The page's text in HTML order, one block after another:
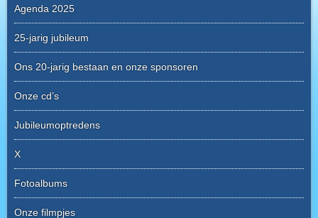
Agenda 2025
25-jarig jubileum
Ons 20-jarig bestaan en onze sponsoren
Onze cd’s
Jubileumoptredens
X
Fotoalbums
Onze filmpjes